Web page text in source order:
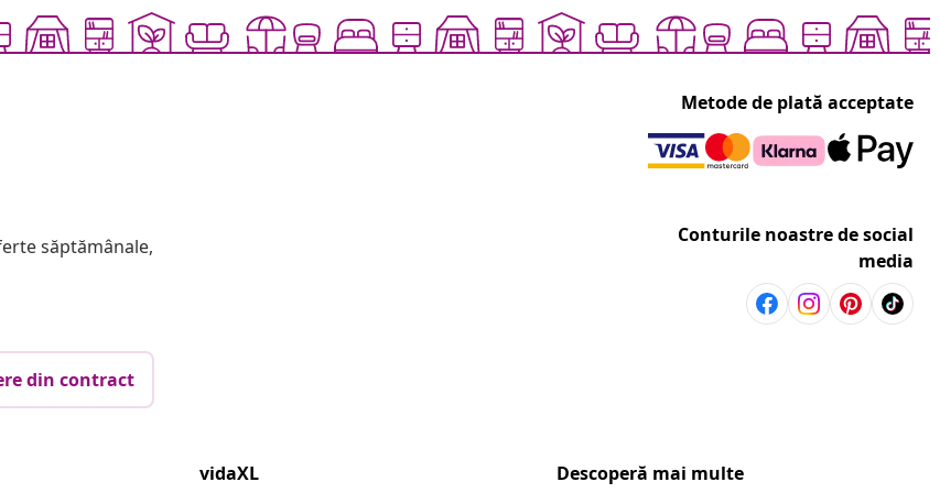
Metode de plată acceptate
săptămânale,
Conturile noastre de social
media
din contract
vidaXL Descoperă mai multe